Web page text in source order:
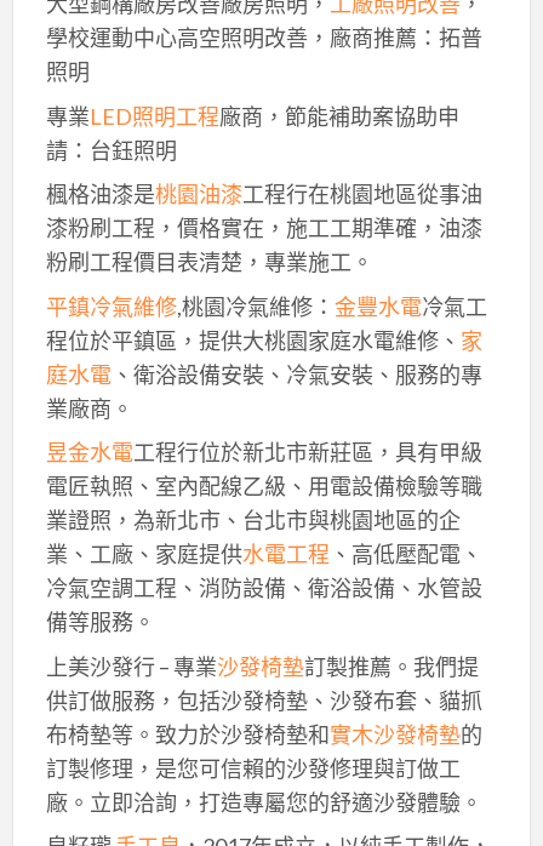
學校運動中心高空照明改善，廠商推薦：拓普
照明
專業LED照明工程廠商，節能補助案協助申
請：台鈺照明
楓格油漆是桃園油漆工程行在桃園地區從事油
漆粉刷工程，價格實在，施工工期準確，油漆
粉刷工程價目表清楚，專業施工。
平鎮冷氣維修,桃園冷氣維修： 金豐水電冷氣工
程位於平鎮區，提供大桃園家庭水電維修、 家
庭水電、衛浴設備安裝、冷氣安裝、服務的專
業廠商。
昱金水電工程行位於新北市新莊區，具有甲級
電匠執照、室內配線乙級、用電設備檢驗等職
業證照，為新北市、台北市與桃園地區的企
業、工廠、家庭提供水電工程 、高低壓配電、
冷氣空調工程、消防設備、衛浴設備、水管設
備等服務。
上美沙發行 – 專業沙發椅墊訂製推薦。我們提
供訂做服務，包括沙發椅墊、沙發布套、貓抓
布椅墊等。致力於沙發椅墊和實木沙發椅墊的
訂製修理，是您可信賴的沙發修理與訂做工
廠。立即洽詢，打造專屬您的舒適沙發體驗。